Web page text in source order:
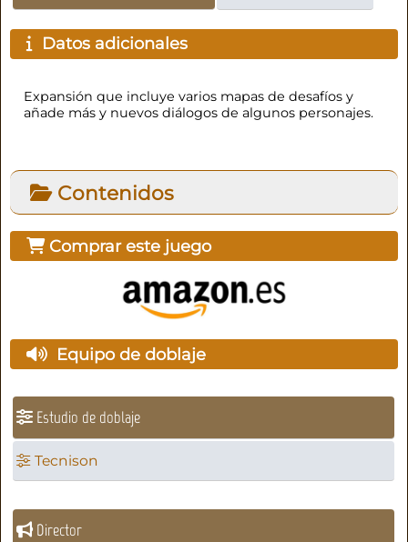
Datos adicionales
Expansión que incluye varios mapas de desafíos y
añade más y nuevos diálogos de algunos personajes.
Contenidos
Comprar este juego
Equipo de doblaje
Estudio de doblaje
Tecnison
Director